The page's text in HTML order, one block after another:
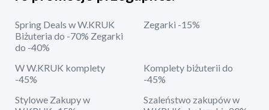
Spring Deals w W.KRUK
Biżuteria do -70% Zegarki
do -40%
Zegarki -15%
W W.KRUK komplety
-45%
Komplety biżuterii do
-45%
Stylowe Zakupy w
Szaleństwo zakupów w